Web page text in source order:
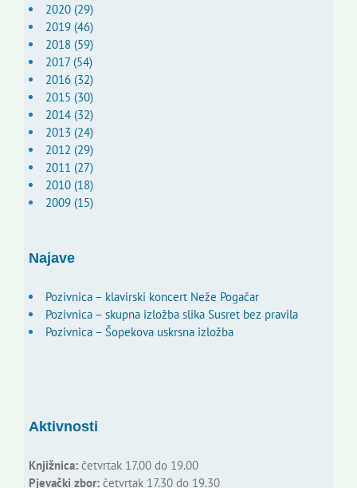
2020 (29)
2019 (46)
2018 (59)
2017 (54)
2016 (32)
2015 (30)
2014 (32)
2013 (24)
2012 (29)
2011 (27)
2010 (18)
2009 (15)
Najave
Pozivnica – klavirski koncert Neže Pogačar
Pozivnica – skupna izložba slika Susret bez pravila
Pozivnica – Šopekova uskrsna izložba
Aktivnosti
Knjižnica:četvrtak 17.00 do 19.00
Pjevački zbor:četvrtak 17.30 do 19.30